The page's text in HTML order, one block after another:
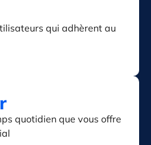
qui adhèrent au
quotidien que vous offre